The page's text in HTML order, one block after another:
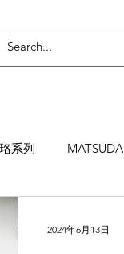
系列 MATSUDA
2024年6月13日